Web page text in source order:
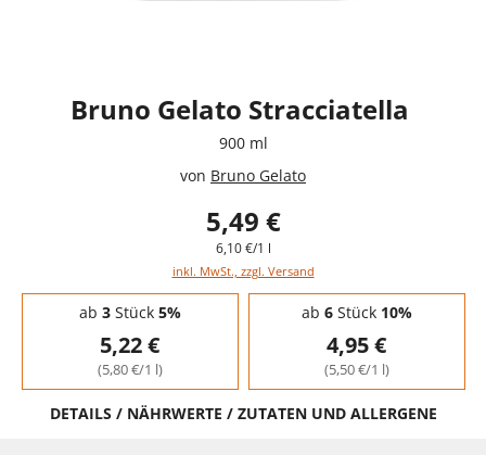
Bruno Gelato Stracciatella
900 ml
von Bruno Gelato
5,49 €
6,10 €/1 l
inkl. MwSt., zzgl. Versand
Staffelpreise - Mengenrabatt
ab 3Stück 5%
5,22 €
(5,80 €/1 l)
ab 6Stück 10%
4,95 €
(5,50 €/1 l)
DETAILS / NÄHRWERTE / ZUTATEN UND ALLERGENE